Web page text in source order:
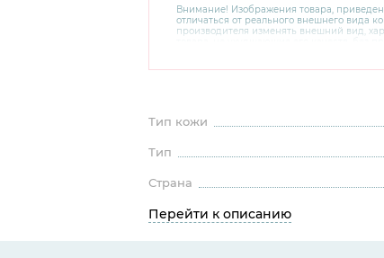
Внимание! Изображения товара,
отличаться от реального внешнего вида
производителя изменять внешний вид,
консультантов по номеру 8 800 200 78 80.
Тип кожи
Тип
Страна
Перейти к описанию